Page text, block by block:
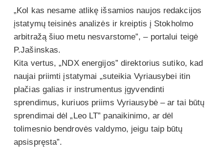
„Kol kas nesame atlikę išsamios naujos redakcijos
įstatymų teisinės analizės ir kreiptis į Stokholmo
arbitražą šiuo metu nesvarstome”, – portalui teigė
P.Jašinskas.
Kita vertus, „NDX energijos” direktorius sutiko, kad
naujai priimti įstatymai „suteikia Vyriausybei itin
plačias galias ir instrumentus įgyvendinti
sprendimus, kuriuos priims Vyriausybė – ar tai būtų
sprendimai dėl „Leo LT” panaikinimo, ar dėl
tolimesnio bendrovės valdymo, jeigu taip būtų
apsispręsta”.